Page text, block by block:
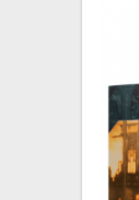
XZONE CLUB